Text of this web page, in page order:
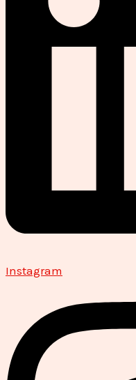
Instagram